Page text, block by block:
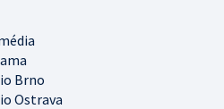
Brno
Ostrava